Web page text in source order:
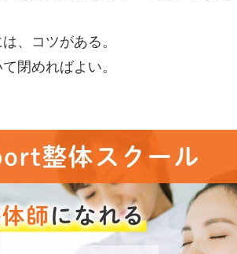
、コツがある。
閉めればよい。